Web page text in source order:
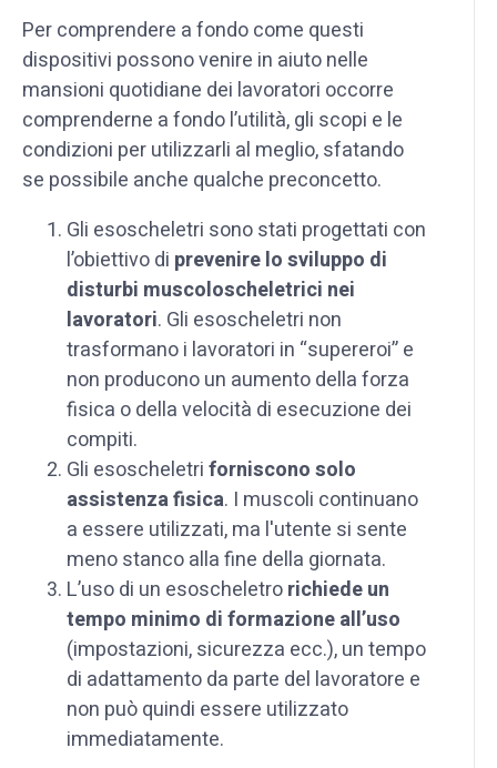
Per comprendere a fondo come questi
dispositivi possono venire in aiuto nelle
mansioni quotidiane dei lavoratori occorre
comprenderne a fondo l’utilità, gli scopi e le
condizioni per utilizzarli al meglio, sfatando
se possibile anche qualche preconcetto.
Gli esoscheletri sono stati progettati con
l’obiettivo di prevenire lo sviluppo di
disturbi muscoloscheletrici nei
lavoratori. Gli esoscheletri non
trasformano i lavoratori in “supereroi” e
non producono un aumento della forza
fisica o della velocità di esecuzione dei
compiti.
Gli esoscheletriforniscono solo
assistenza fisica. I muscoli continuano
a essere utilizzati, ma l'utente si sente
meno stanco alla fine della giornata.
L’uso di un esoscheletrorichiede un
tempo minimo di formazione all’uso
(impostazioni, sicurezza ecc.), un tempo
di adattamento da parte del lavoratore e
non può quindi essere utilizzato
immediatamente.